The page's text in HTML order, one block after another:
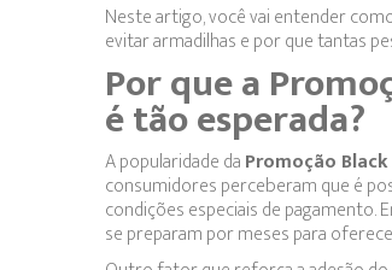
Neste artigo, você vai entender
evitar armadilhas e por que tantas
Por que a
é tão esperada?
A popularidade daPromoção
consumidores perceberam que é
condições especiais de
se preparam por meses para